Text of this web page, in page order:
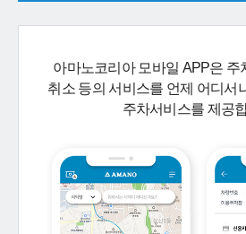
아마노코리아 모바일 APP은 주
취소 등의 서비스를 언제 어디서
주차서비스를 제공